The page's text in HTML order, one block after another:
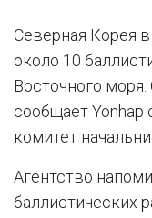
Северная Корея
около 10
Восточного моря.
сообщает
комитет
Агентство
баллистических